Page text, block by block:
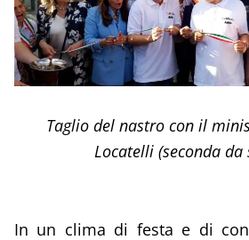
Taglio del nastro con il
Locatelli (seconda
In un clima di festa e di